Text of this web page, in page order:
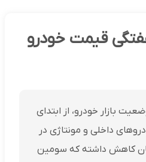
قیمت خودرو
بازار خودرو، از ابتدای
داخلی و مونتاژی در
تومان کاهش داشته که سومین